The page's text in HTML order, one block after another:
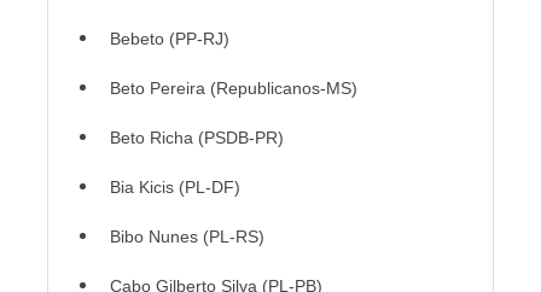
Bebeto (PP-RJ)
Beto Pereira (Republicanos-MS)
Beto Richa (PSDB-PR)
Bia Kicis (PL-DF)
Bibo Nunes (PL-RS)
Cabo Gilberto Silva (PL-PB)